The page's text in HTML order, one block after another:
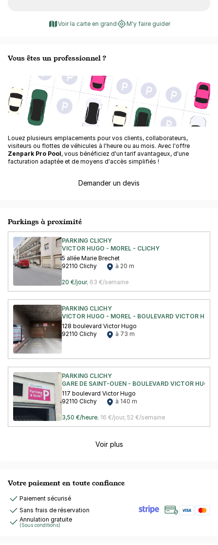
Voir la carte en grand M'y faire guider
Vous êtes un professionnel ?
Louez plusieurs emplacements pour vos clients, collaborateurs,
visiteurs ou flottes de véhicules à l'heure ou au mois. Avec l'offre
Zenpark Pro Pool, vous bénéficiez d'un tarif avantageux, d'une
facturation adaptée et de moyens d'accès simplifiés !
Demander un devis
Parkings à proximité
PARKING CLICHY
VICTOR HUGO - MOREL - CLICHY
5 allée Marie Brechet
92110 Clichy
à 20 m
20 €/jour, 63 €/semaine
PARKING CLICHY
VICTOR HUGO - MOREL - BOULEVARD VICTOR
128 boulevard Victor Hugo
92110 Clichy
à 73 m
PARKING CLICHY
GARE DE SAINT-OUEN - BOULEVARD VICTOR HUGO
117 boulevard Victor Hugo
92110 Clichy
à 140 m
3,50 €/heure, 16 €/jour, 52 €/semaine
Voir plus
Votre paiement en toute confiance
Paiement sécurisé
Sans frais de réservation
Annulation gratuite
(Sous conditions)